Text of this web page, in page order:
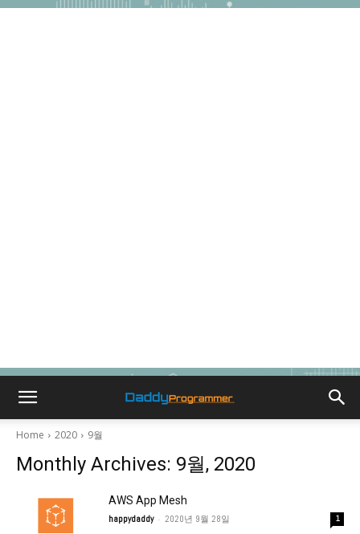
Home 2020 9월
Monthly Archives: 9월, 2020
AWS App Mesh
happydaddy - 2020년 9월 28일 1